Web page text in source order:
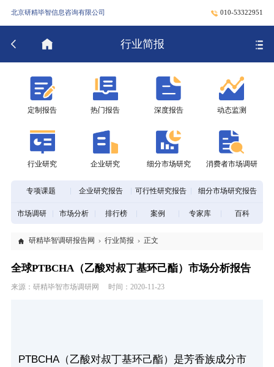
北京研精毕智信息咨询有限公司 010-53322951
行业简报
定制报告 热门报告 深度报告 动态监测
行业研究 企业研究 细分市场研究 消费者市场调研
专项课题 企业研究报告 可行性研究报告 细分市场研究报告
市场调研 市场分析 排行榜 案例 专家库 百科
研精毕智调研报告网 行业简报 正文
全球PTBCHA（乙酸对叔丁基环己酯）市场分析报告
来源：研精毕智市场调研网 时间：2020-11-23
PTBCHA（乙酸对叔丁基环己酯）是芳香族成分市